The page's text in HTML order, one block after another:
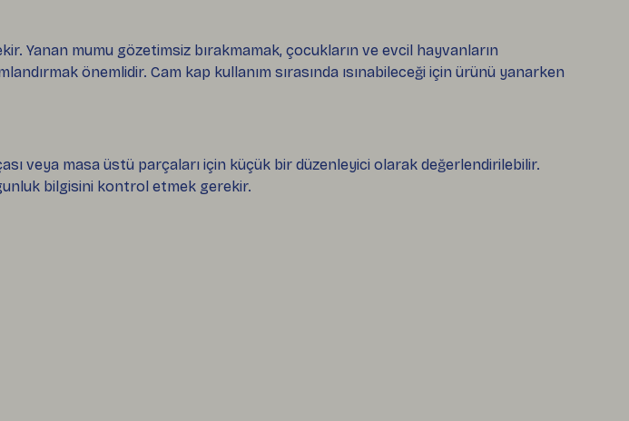
Yanan mumu gözetimsiz bırakmamak, çocukların ve evcil hayvanların
önemlidir. Cam kap kullanım sırasında ısınabileceği için ürünü yanarken
veya masa üstü parçaları için küçük bir düzenleyici olarak değerlendirilebilir.
bilgisini kontrol etmek gerekir.